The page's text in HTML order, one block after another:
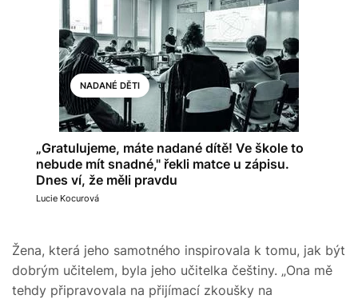
NADANÉ DĚTI
„Gratulujeme, máte nadané dítě! Ve škole to
nebude mít snadné," řekli matce u zápisu.
Dnes ví, že měli pravdu
Lucie Kocurová
Žena, která jeho samotného inspirovala k tomu, jak být
dobrým učitelem, byla jeho učitelka češtiny. „Ona mě
tehdy připravovala na přijímací zkoušky na